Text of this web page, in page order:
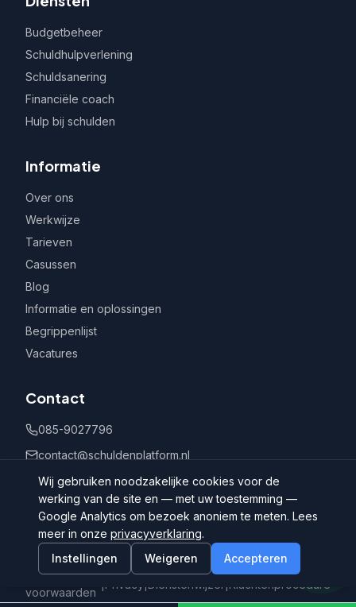
Budgetbeheer
Schuldhulpverlening
Schuldsanering
Financiële coach
Hulp bij schulden
Informatie
Over ons
Werkwijze
Tarieven
Casussen
Blog
Informatie en oplossingen
Begrippenlijst
Vacatures
Contact
085-9027796
contact@schuldenplatform.nl
Postbus 802, 7400 AV Deventer
©
Schuldenplatform.nl
Algemene
voorwaarden
|Privacy |Dienstenwijzer |Klachtenprocedure
Wij gebruiken noodzakelijke cookies voor de
werking van de site en — met uw toestemming —
Google Analytics om bezoek anoniem te meten. Lees
meer in onze privacyverklaring.
Instellingen
Weigeren Accepteren